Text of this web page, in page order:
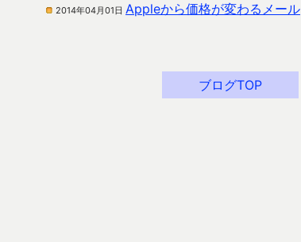
2014年04月01日 Appleから価格が変わるメール
ブログTOP